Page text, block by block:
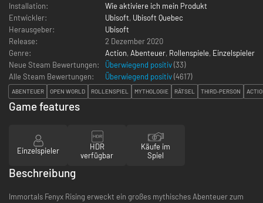
Installation:
Wie aktiviere ich mein Produkt
Entwickler:
Ubisoft, Ubisoft Quebec
Herausgeber:
Ubisoft
Release:
2 Dezember 2020
Genre:
Action, Abenteuer, Rollenspiele, Einzelspieler
Neue Steam Bewertungen:
Überwiegend positiv(33)
Alle Steam Bewertungen:
Überwiegend positiv(4617)
ABENTEUER OPEN WORLD ROLLENSPIEL MYTHOLOGIE RÄTSEL THIRD-PERSON
Game features
Einzelspieler
HDR
verfügbar
Käufe im
Spiel
Beschreibung
Immortals Fenyx Rising erweckt ein großes mythisches Abenteuer zum